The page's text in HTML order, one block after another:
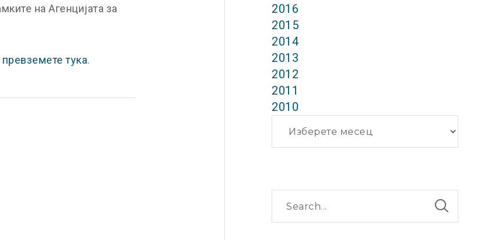
на Агенцијата за
превземете тука.
2016
2015
2014
2013
2012
2011
2010